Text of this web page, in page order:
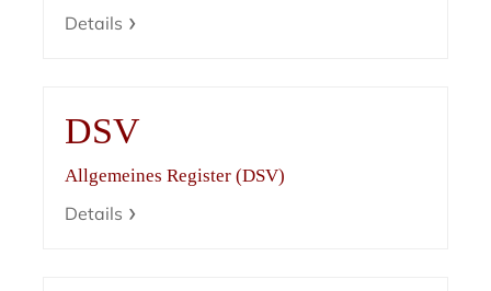
Details
DSV
Allgemeines Register (DSV)
Details